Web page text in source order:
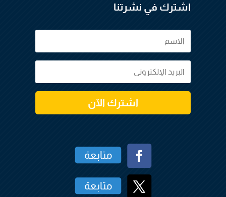
اشترك في نشرتنا
اشترك الآن
متابعة
متابعة